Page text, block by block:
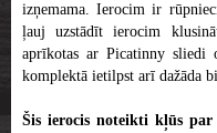
izņemama. Ierocim ir
ļauj uzstādīt ierocim
aprīkotas ar Picatinny sliedi
komplektā ietilpst arī dažāda
Šis ierocis noteikti kļūs par